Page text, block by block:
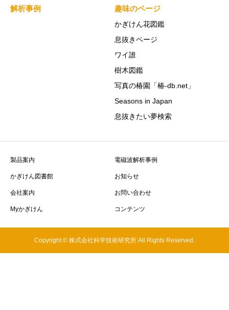
解析事例 趣味のページ
かぎけん花図鑑
息抜きページ
ワイ誰
樹木図鑑
写真の椿園「椿-db.net」
Seasons in Japan
息抜きたい夢検索
製品案内 電磁波解析事例
かぎけん図書館 お知らせ
会社案内 お問い合わせ
Myかぎけん コンテンツ
Copyright © 株式会社科学技術研究所 All Rights Reserved.